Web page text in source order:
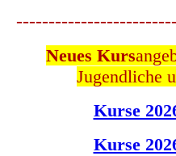
Neues Kurs
Jugendliche
Kurse
Kurse